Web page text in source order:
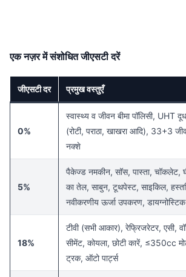
एक नज़र में संशोधित जीएसटी दरें
जीएसटी दर प्रमुख वस्तुएँ
0%
स्वास्थ्य व जीवन बीमा पॉलिसी, UHT
(रोटी, पराठा, खाखरा आदि), 33+3
नक्शे
5%
पैकेज्ड नमकीन, सॉस, पास्ता, चॉकलेट,
का तेल, साबुन, टूथपेस्ट, साइकिल,
नवीकरणीय ऊर्जा उपकरण,
18%
टीवी (सभी आकार), रेफ्रिजरेटर, एसी,
सीमेंट, कोयला, छोटी कारें, ≤350cc
ट्रक, ऑटो पार्ट्स